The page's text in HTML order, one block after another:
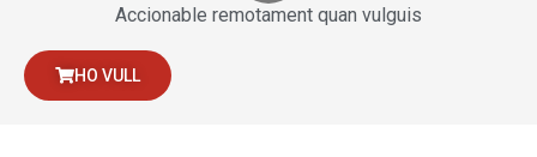
Accionable remotament quan vulguis
HO VULL